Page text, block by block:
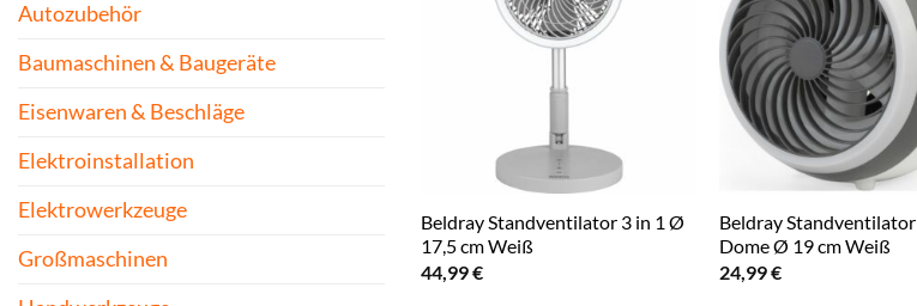
Autozubehör
Baumaschinen & Baugeräte
Eisenwaren & Beschläge
Elektroinstallation
Elektrowerkzeuge
Großmaschinen
Beldray Standventilator 3 in 1 Ø
17,5 cm Weiß
44,99€
Beldray
Dome Ø 19 cm Weiß
24,99€